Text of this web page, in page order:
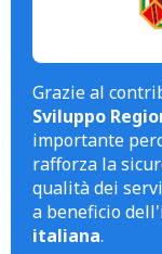
Grazie al
Sviluppo
importante
rafforza la
qualità dei
a beneficio
italiana.